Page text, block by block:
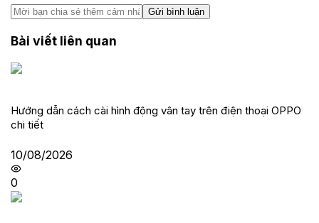
Gửi bình luận
Bài viết liên quan
Hướng dẫn cách cài hình động vân tay trên điện thoại OPPO
chi tiết
10/08/2026
0